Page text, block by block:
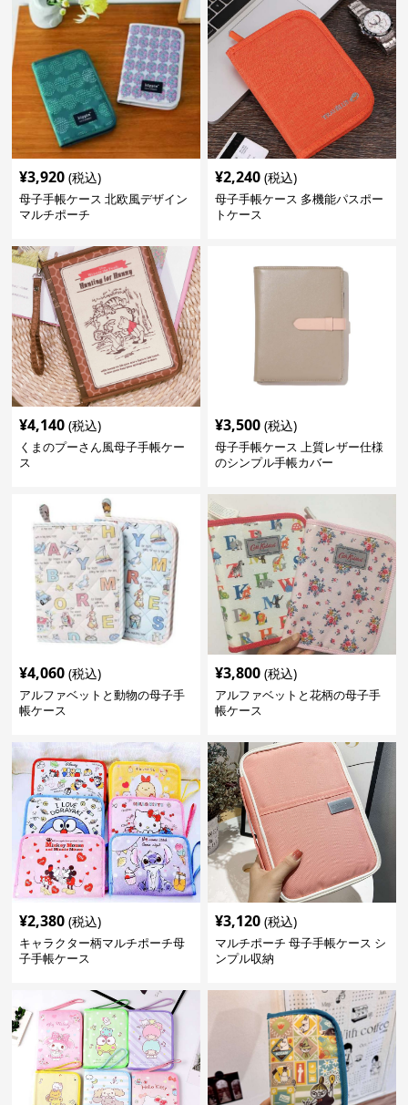
¥3,920 (税込)
母子手帳ケース 北欧風デザイン
マルチポーチ
¥2,240 (税込)
母子手帳ケース 多機能パスポー
トケース
¥4,140 (税込)
くまのプーさん風母子手帳ケー
ス
¥3,500 (税込)
母子手帳ケース 上質レザー仕様
のシンプル手帳カバー
¥4,060 (税込)
アルファベットと動物の母子手
帳ケース
¥3,800 (税込)
アルファベットと花柄の母子手
帳ケース
¥2,380 (税込)
キャラクター柄マルチポーチ母
子手帳ケース
¥3,120 (税込)
マルチポーチ 母子手帳ケース シ
ンプル収納